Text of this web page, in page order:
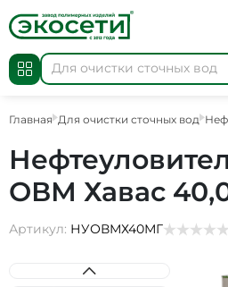
Главная Для очистки сточных вод
ОВМ Хавас
Артикул: НУОВМХ40МГ